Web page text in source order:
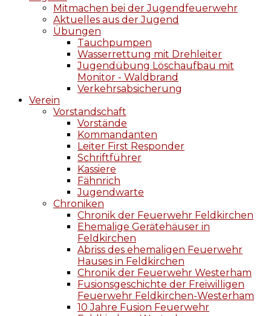
Mitmachen bei der Jugendfeuerwehr
Aktuelles aus der Jugend
Übungen
Tauchpumpen
Wasserrettung mit Drehleiter
Jugendübung Löschaufbau mit
Monitor - Waldbrand
Verkehrsabsicherung
Verein
Vorstandschaft
Vorstände
Kommandanten
Leiter First Responder
Schriftführer
Kassiere
Fähnrich
Jugendwarte
Chroniken
Chronik der Feuerwehr Feldkirchen
Ehemalige Gerätehäuser in
Feldkirchen
Abriss des ehemaligen Feuerwehr
Hauses in Feldkirchen
Chronik der Feuerwehr Westerham
Fusionsgeschichte der Freiwilligen
Feuerwehr Feldkirchen-Westerham
10 Jahre Fusion Feuerwehr